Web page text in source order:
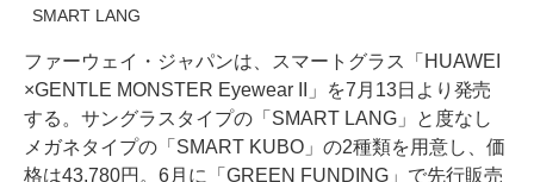
SMART LANG
ファーウェイ・ジャパンは、スマートグラス「HUAWEI
×GENTLE MONSTER Eyewear II」を7月13日より発売
する。サングラスタイプの「SMART LANG」と度なし
メガネタイプの「SMART KUBO」の2種類を用意し、価
格は43,780円。6月に「GREEN FUNDING」で先行販売